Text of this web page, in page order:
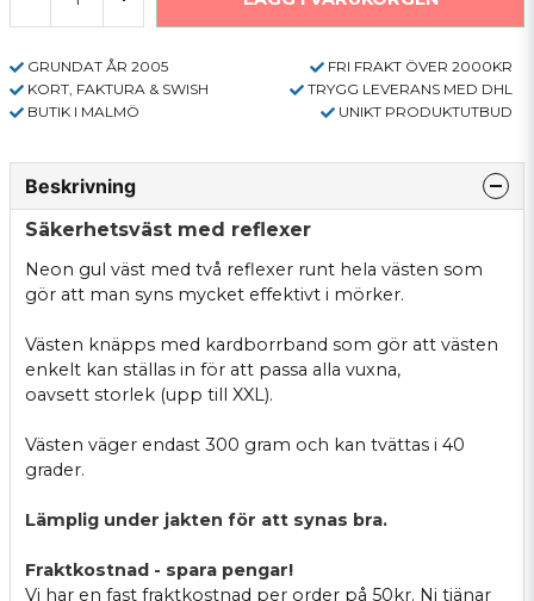
GRUNDAT ÅR 2005
FRI FRAKT ÖVER 2000KR
KORT, FAKTURA & SWISH
TRYGG LEVERANS MED DHL
BUTIK I MALMÖ
UNIKT PRODUKTUTBUD
Beskrivning
Säkerhetsväst med reflexer
Neon gul väst med två reflexer runt hela västen som
gör att man syns mycket effektivt i mörker.
Västen knäpps med kardborrband som gör att västen
enkelt kan ställas in för att passa alla vuxna,
oavsett storlek (upp till XXL).
Västen väger endast 300 gram och kan tvättas i 40
grader.
Lämplig under jakten för att synas bra.
Fraktkostnad - spara pengar!
Vi har en fast fraktkostnad per order på 50kr. Ni tjänar